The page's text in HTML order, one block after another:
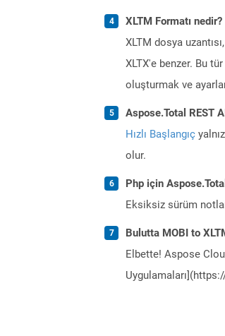
XLTM Formatı nedir?
XLTM dosya
XLTX'e benzer. Bu
oluşturmak ve
Aspose.Total REST
Hızlı Başlangıç
olur.
Php için
Eksiksiz sürüm
Bulutta MOBI to
Elbette! Aspose